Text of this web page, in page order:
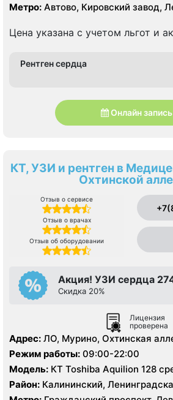
Метро: Автово, Кировский завод,
Цена указана с учетом льгот и
Рентген сердца
Онлайн запись
КТ, УЗИ и рентген в
Охтинской
Отзыв о сервисе
Отзыв о врачах
Отзыв об оборудовании
Акция! УЗИ сердца
Скидка 20%
Лицензия
проверена
Адрес: ЛО, Мурино, Охтинская
Режим работы: 09:00-22:00
Модель: КТ Toshiba Aquilion 128
цифровой
Район: Калининский,